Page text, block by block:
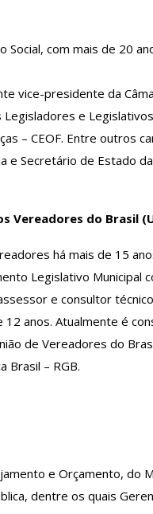
com mais de 20
vice-presidente da
e
– CEOF. Entre outros
e Secretário de Estado
Vereadores do Brasil
há mais de 15
Legislativo Municipal
e consultor
anos. Atualmente é
de Vereadores do
Brasil – RGB.
e Orçamento, do
dentre os quais